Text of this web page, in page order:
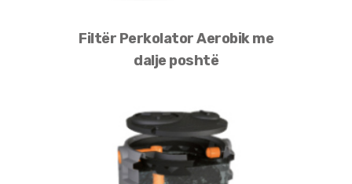
Filtër Perkolator Aerobik me
dalje poshtë